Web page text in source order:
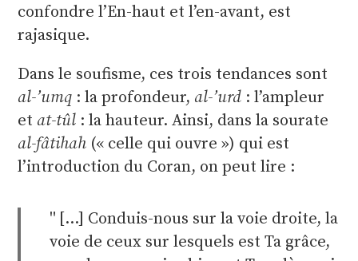
confondre l’En-haut et l’en-avant, est
rajasique.
Dans le soufisme, ces trois tendances sont
al-’umq : la profondeur, al-’urd: l’ampleur
et at-tûl: la hauteur. Ainsi, dans la sourate
al-fâtihah(« celle qui ouvre ») qui est
l’introduction du Coran, on peut lire :
[…] Conduis-nous sur la voie droite, la
voie de ceux sur lesquels est Ta grâce,